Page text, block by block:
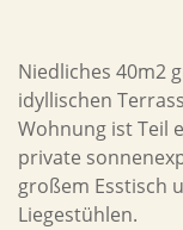
Niedliches 40m2
idyllischen
Wohnung ist Teil
private
großem Esstisch
Liegestühlen.